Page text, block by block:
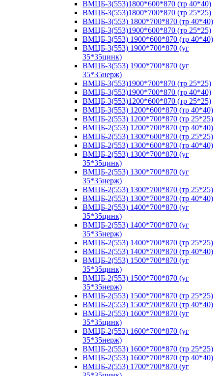
ВМЦБ-3(553)1800*600*870 (тр 40*40)
ВМЦБ-3(553)1800*700*870 (тр 25*25)
ВМЦБ-3(553) 1800*700*870 (тр 40*40)
ВМЦБ-3(553)1900*600*870 (тр 25*25)
ВМЦБ-3(553) 1900*600*870 (тр 40*40)
ВМЦБ-3(553) 1900*700*870 (уг
35*35цинк)
ВМЦБ-3(553) 1900*700*870 (уг
35*35нерж)
ВМЦБ-3(553)1900*700*870 (тр 25*25)
ВМЦБ-3(553)1900*700*870 (тр 40*40)
ВМЦБ-3(553)1200*600*870 (тр 25*25)
ВМЦБ-3(553) 1200*600*870 (тр 40*40)
ВМЦБ-2(553) 1200*700*870 (тр 25*25)
ВМЦБ-2(553) 1200*700*870 (тр 40*40)
ВМЦБ-2(553) 1300*600*870 (тр 25*25)
ВМЦБ-2(553) 1300*600*870 (тр 40*40)
ВМЦБ-2(553) 1300*700*870 (уг
35*35цинк)
ВМЦБ-2(553) 1300*700*870 (уг
35*35нерж)
ВМЦБ-2(553) 1300*700*870 (тр 25*25)
ВМЦБ-2(553) 1300*700*870 (тр 40*40)
ВМЦБ-2(553) 1400*700*870 (уг
35*35цинк)
ВМЦБ-2(553) 1400*700*870 (уг
35*35нерж)
ВМЦБ-2(553) 1400*700*870 (тр 25*25)
ВМЦБ-2(553) 1400*700*870 (тр 40*40)
ВМЦБ-2(553) 1500*700*870 (уг
35*35цинк)
ВМЦБ-2(553) 1500*700*870 (уг
35*35нерж)
ВМЦБ-2(553) 1500*700*870 (тр 25*25)
ВМЦБ-2(553) 1500*700*870 (тр 40*40)
ВМЦБ-2(553) 1600*700*870 (уг
35*35цинк)
ВМЦБ-2(553) 1600*700*870 (уг
35*35нерж)
ВМЦБ-2(553) 1600*700*870 (тр 25*25)
ВМЦБ-2(553) 1600*700*870 (тр 40*40)
ВМЦБ-2(553) 1700*700*870 (уг